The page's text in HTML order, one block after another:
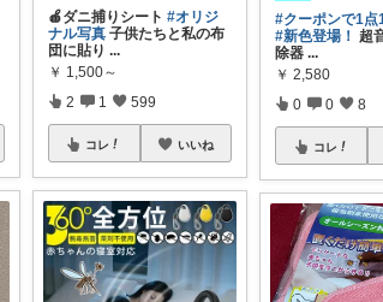
🍎ダニ捕りシート#オリジ
ナル写真 子供たちと私の布
団に貼り ...
￥ 1,500～
2 1 599
コレ いいね
#クーポンで1点
#新色登場！ 超
除器 ...
￥ 2,580
0 0 8
コレ